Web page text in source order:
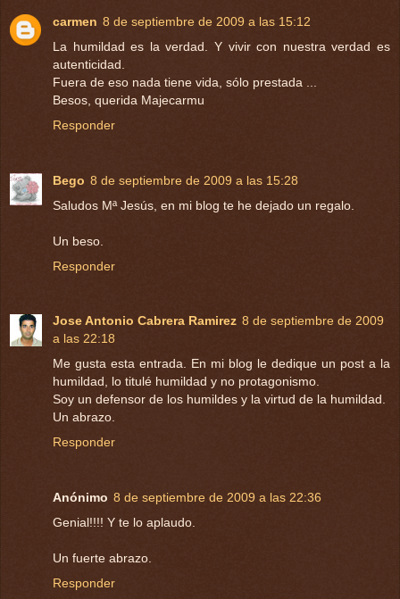
carmen 8 de septiembre de 2009 a las 15:12
La humildad es la verdad. Y vivir con nuestra verdad es
autenticidad.
Fuera de eso nada tiene vida, sólo prestada ...
Besos, querida Majecarmu
Responder
Bego 8 de septiembre de 2009 a las 15:28
Saludos Mª Jesús, en mi blog te he dejado un regalo.
Un beso.
Responder
Jose Antonio Cabrera Ramirez 8 de septiembre de 2009
a las 22:18
Me gusta esta entrada. En mi blog le dedique un post a la
humildad, lo titulé humildad y no protagonismo.
Soy un defensor de los humildes y la virtud de la humildad.
Un abrazo.
Responder
Anónimo 8 de septiembre de 2009 a las 22:36
Genial!!!! Y te lo aplaudo.
Un fuerte abrazo.
Responder